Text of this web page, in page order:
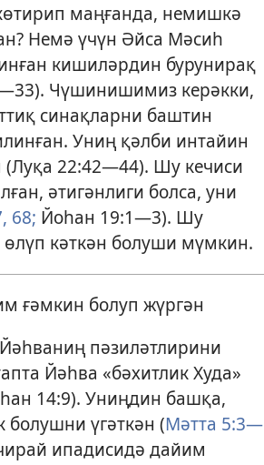
маңғанда, немишкә
Немә үчүн Әйса Мәсиһ
кишиләрдин бурунирақ
). Чүшинишимиз керәкки,
синақларни баштин
Униң қәлби интайин
(Луқа 22:42—44). Шу кечиси
әтигәнлиги болса, уни
68; Йоһан 19:1—3). Шу
кәткән болуши мүмкин.
ғәмкин болуп жүргән
пәзиләтлирини
Йәһва «бәхитлик Худа»
14:9). Униңдин башқа,
үгәткән (Мәтта 5:3—
ипадисидә дайим